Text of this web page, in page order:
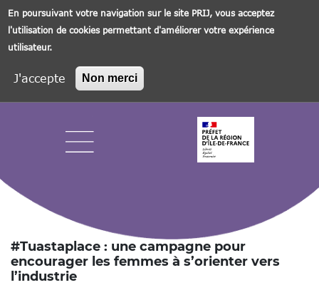
En poursuivant votre navigation sur le site PRIJ, vous acceptez
l'utilisation de cookies permettant d'améliorer votre expérience
utilisateur.
J'accepte Non merci
#Tuastaplace : une campagne pour
encourager les femmes à s’orienter vers
l’industrie